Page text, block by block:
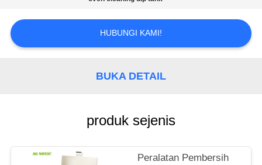
KAMI
BERITA
SITEMAP
HUBUNGI KAMI!
BUKA DETAIL
produk sejenis
Peralatan Pembersih